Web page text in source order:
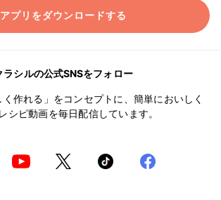
アプリをダウンロードする
ラシルの公式SNSをフォロー
く作れる」をコンセプトに、簡単においしく
シピ動画を毎日配信しています。